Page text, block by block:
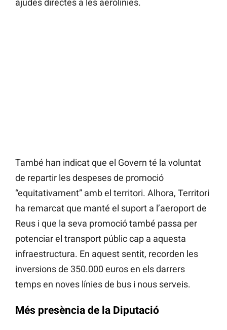
ajudes directes a les aerolínies.
També han indicat que el Govern té la voluntat
de repartir les despeses de promoció
“equitativament” amb el territori. Alhora, Territori
ha remarcat que manté el suport a l’aeroport de
Reus i que la seva promoció també passa per
potenciar el transport públic cap a aquesta
infraestructura. En aquest sentit, recorden les
inversions de 350.000 euros en els darrers
temps en noves línies de bus i nous serveis.
Més presència de la Diputació